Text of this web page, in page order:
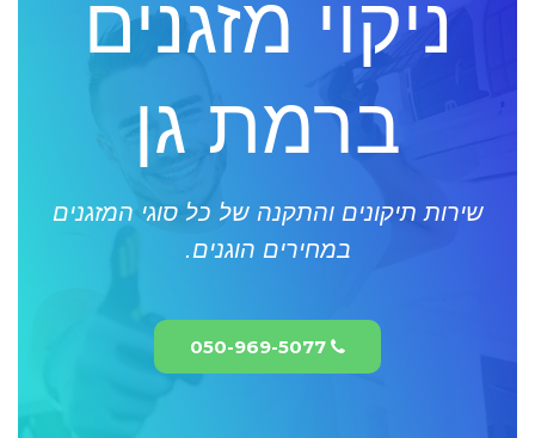
ניקוי מזגנים
ברמת גן
שירות תיקונים והתקנה של כל סוגי המזגנים
במחירים הוגנים.
050-969-5077